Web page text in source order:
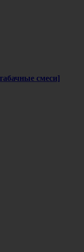
смеси]